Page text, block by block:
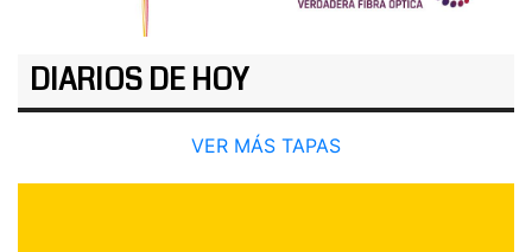
DIARIOS DE HOY
VER MÁS TAPAS